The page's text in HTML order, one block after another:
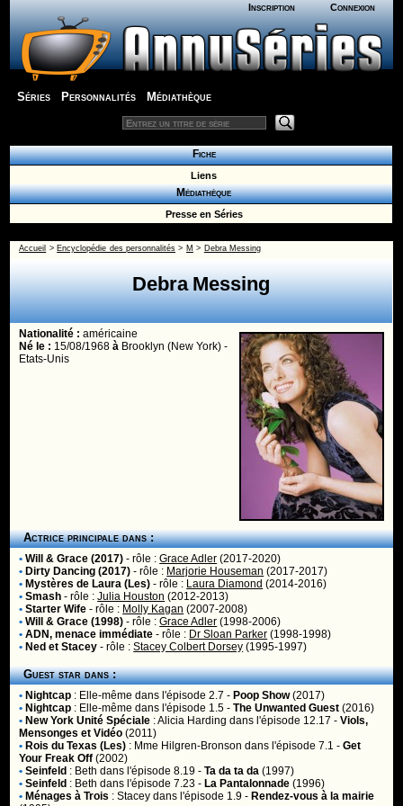
Inscription Connexion
Séries Personnalités Médiathèque
Fiche
Liens
Médiathèque
Presse en Séries
Accueil > Encyclopédie des personnalités > M > Debra Messing
Debra Messing
Nationalité :américaine
Né le : 15/08/1968à Brooklyn (New York) -
Etats-Unis
Actrice principale dans :
• Will & Grace (2017) - rôle :Grace Adler (2017-2020)
• Dirty Dancing (2017) - rôle : Marjorie Houseman (2017-2017)
• Mystères de Laura (Les) - rôle : Laura Diamond (2014-2016)
• Smash - rôle :Julia Houston (2012-2013)
• Starter Wife - rôle : Molly Kagan (2007-2008)
• Will & Grace (1998) - rôle :Grace Adler (1998-2006)
• ADN, menace immédiate - rôle : Dr Sloan Parker (1998-1998)
• Ned et Stacey - rôle :Stacey Colbert Dorsey (1995-1997)
Guest star dans :
• Nightcap : Elle-même dans l'épisode 2.7 - Poop Show(2017)
• Nightcap : Elle-même dans l'épisode 1.5 -The Unwanted Guest (2016)
• New York Unité Spéciale :Alicia Harding dans l'épisode 12.17 -Viols,
Mensonges et Vidéo (2011)
• Rois du Texas (Les) : Mme Hilgren-Bronson dans l'épisode 7.1 -Get
Your Freak Off (2002)
• Seinfeld : Beth dans l'épisode 8.19 -Ta da ta da (1997)
• Seinfeld : Beth dans l'épisode 7.23 - La Pantalonnade (1996)
• Ménages à Trois :Stacey dans l'épisode 1.9 - Rendez-vous à la mairie